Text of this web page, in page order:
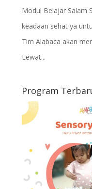
Modul Belajar Salam
keadaan sehat ya
Tim Alabaca akan
Lewat...
Program